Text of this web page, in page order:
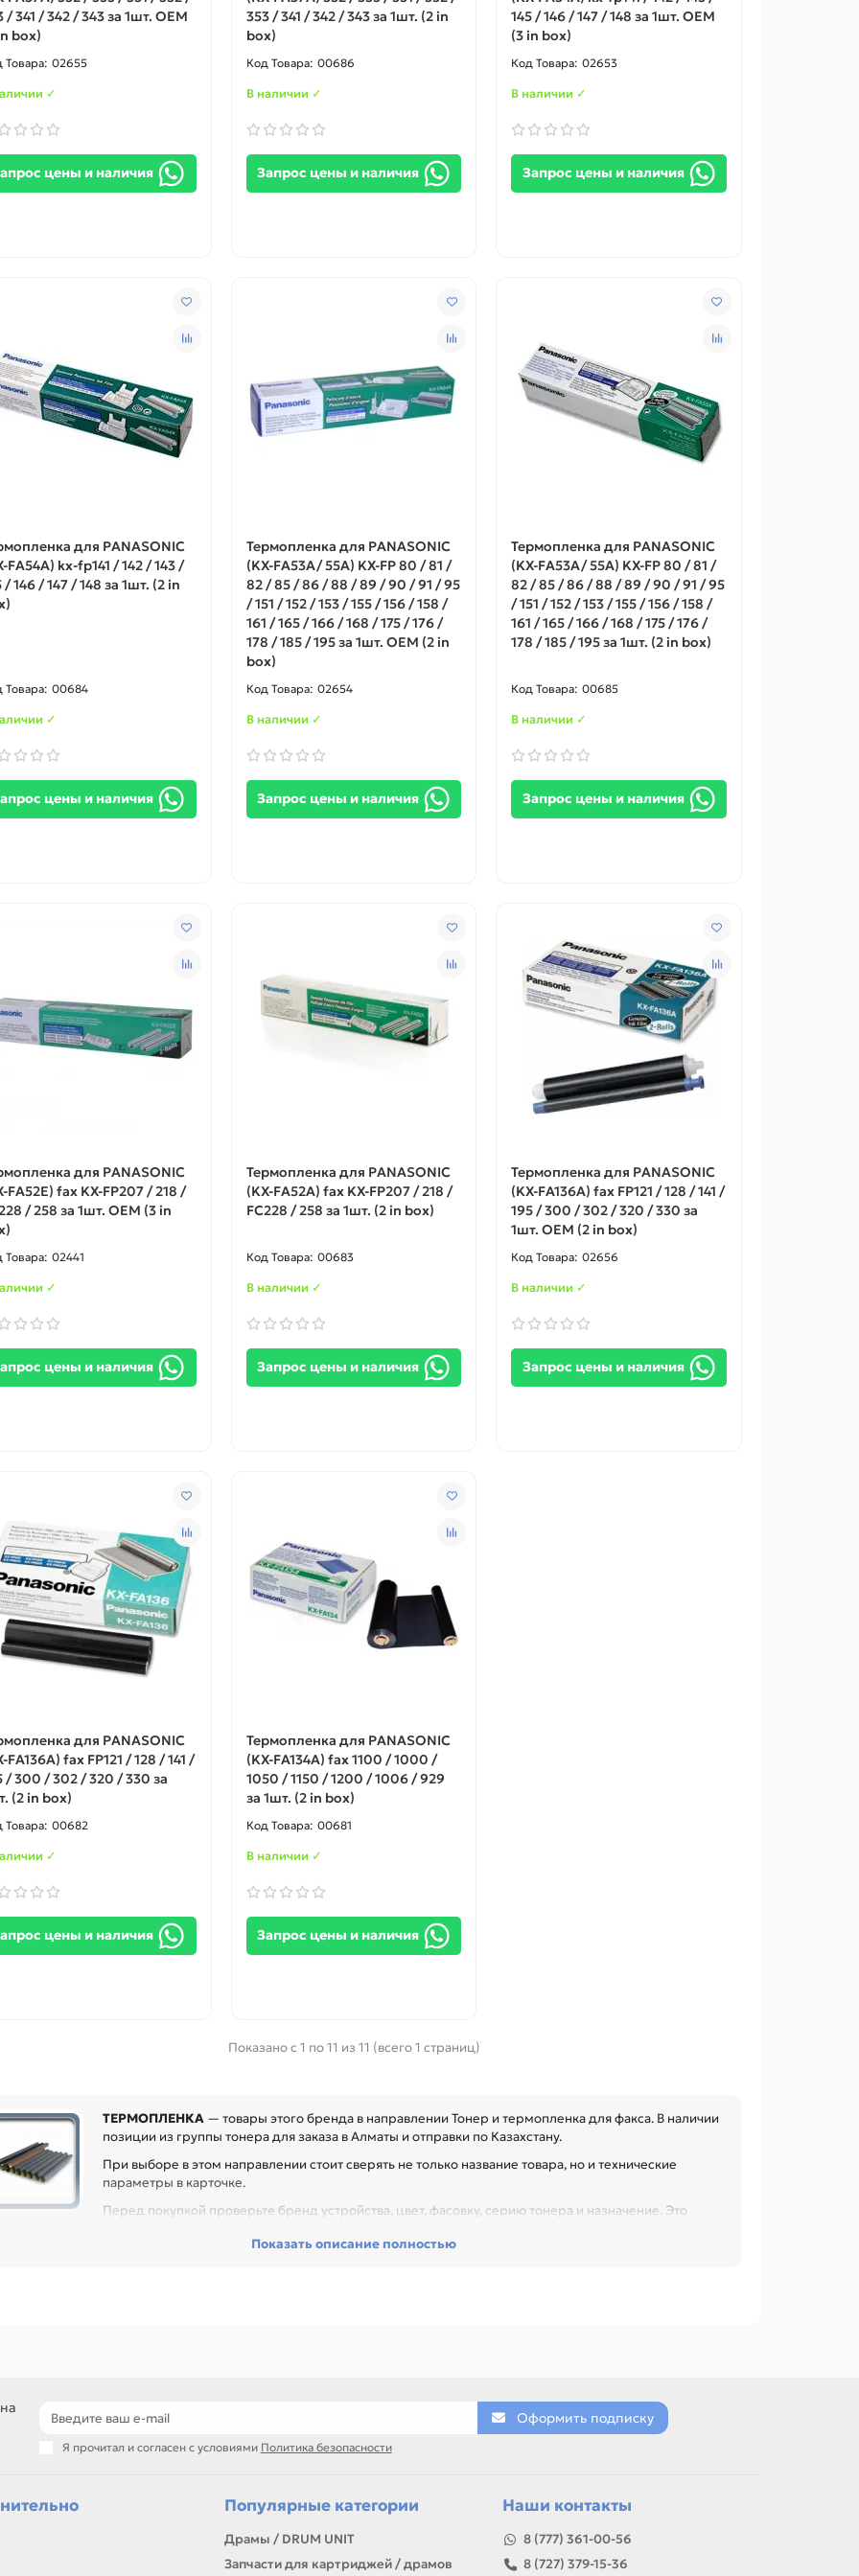
/ 341 / 342 / 343 за 1шт. ОЕМ
box)
02655
✓
цены и наличия
353 / 341 / 342 / 343 за 1шт. (2 in
box)
00686
В наличии ✓
Запрос цены и наличия
145 / 146 / 147 / 148 за 1шт. ОЕМ
(3 in box)
02653
В наличии ✓
Запрос цены и наличия
для PANASONIC
FA54A) kx-fp141 / 142 / 143 /
/ 146 / 147 / 148 за 1шт. (2 in
00684
✓
цены и наличия
Термопленка для PANASONIC
(KX-FA53A/ 55A) KX-FP 80 / 81 /
82 / 85 / 86 / 88 / 89 / 90 / 91 / 95
/ 151 / 152 / 153 / 155 / 156 / 158 /
161 / 165 / 166 / 168 / 175 / 176 /
178 / 185 / 195 за 1шт. ОЕМ (2 in
box)
02654
В наличии ✓
Запрос цены и наличия
Термопленка для PANASONIC
(KX-FA53A/ 55A) KX-FP 80 / 81 /
82 / 85 / 86 / 88 / 89 / 90 / 91 / 95
/ 151 / 152 / 153 / 155 / 156 / 158 /
161 / 165 / 166 / 168 / 175 / 176 /
178 / 185 / 195 за 1шт. (2 in box)
00685
В наличии ✓
Запрос цены и наличия
для PANASONIC
FA52E) fax KX-FP207 / 218 /
/ 258 за 1шт. ОЕМ (3 in
02441
✓
цены и наличия
Термопленка для PANASONIC
(KX-FA52A) fax KX-FP207 / 218 /
FC228 / 258 за 1шт. (2 in box)
00683
В наличии ✓
Запрос цены и наличия
Термопленка для PANASONIC
(KX-FA136A) fax FP121 / 128 / 141 /
195 / 300 / 302 / 320 / 330 за
1шт. ОЕМ (2 in box)
02656
В наличии ✓
Запрос цены и наличия
для PANASONIC
FA136A) fax FP121 / 128 / 141 /
/ 300 / 302 / 320 / 330 за
(2 in box)
00682
✓
цены и наличия
Термопленка для PANASONIC
(KX-FA134A) fax 1100 / 1000 /
1050 / 1150 / 1200 / 1006 / 929
за 1шт. (2 in box)
00681
В наличии ✓
Запрос цены и наличия
Показано с 1 по 11 из 11 (всего 1 страниц)
ТЕРМОПЛЕНКА — товары этого бренда в направлении Тонер и термопленка для факса. В наличии
позиции из группы тонера для заказа в Алматы и отправки по Казахстану.
При выборе в этом направлении стоит сверять не только название товара, но и технические
параметры в карточке.
Перед покупкой проверьте бренд устройства, цвет, фасовку, серию тонера и назначение. Это
сервисного центра или техники с регулярной нагрузкой.
подбор по бренду, цвету и фасовке
варианты для чёрно-белой и цветной печати
самовывоз и доставка по Алматы, отправка по Казахстану
заправки, печати или пополнения складского запаса.
Показать описание полностью
Оформить подписку
Я прочитал и согласен с условиями Политика безопасности
Популярные категории
Драмы / DRUM UNIT
Запчасти для картриджей / драмов
Наши контакты
8 (777) 361-00-56
8 (727) 379-15-36